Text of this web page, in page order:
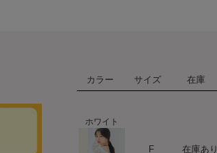
カラー サイズ 在庫
ホワイト
F 在庫あり
ハート